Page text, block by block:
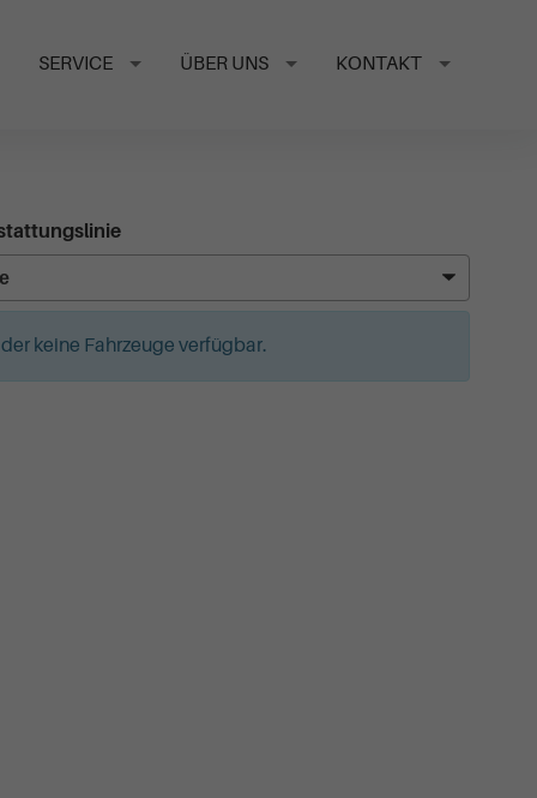
SERVICE ÜBER UNS KONTAKT
keine Fahrzeuge verfügbar.